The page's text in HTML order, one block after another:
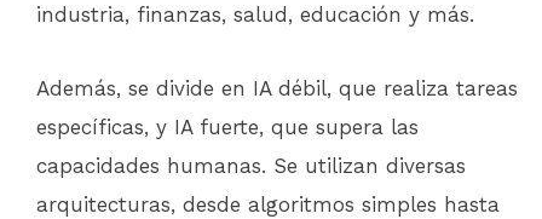
industria, finanzas, salud, educación y más.
Además, se divide en IA débil, que realiza tareas
específicas, y IA fuerte, que supera las
capacidades humanas. Se utilizan diversas
arquitecturas, desde algoritmos simples hasta